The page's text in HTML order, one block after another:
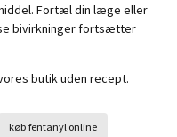
Fortæl din læge eller
bivirkninger fortsætter
butik uden recept.
køb fentanyl online